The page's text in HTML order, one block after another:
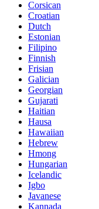
Corsican
Croatian
Dutch
Estonian
Filipino
Finnish
Frisian
Galician
Georgian
Gujarati
Haitian
Hausa
Hawaiian
Hebrew
Hmong
Hungarian
Icelandic
Igbo
Javanese
Kannada